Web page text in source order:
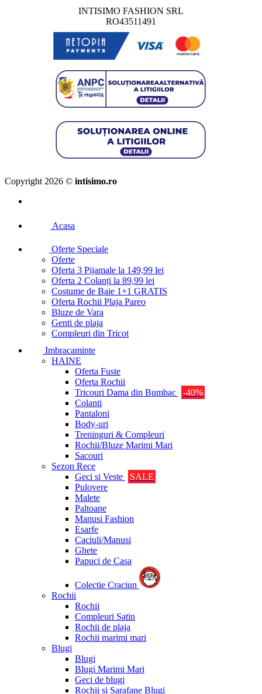
INTISIMO FASHION SRL
RO43511491
Copyright 2026 © intisimo.ro
Acasa
Oferte Speciale
Oferte
Oferta 3 Pijamale la 149,99 lei
Oferta 2 Colanți la 89,99 lei
Costume de Baie 1+1 GRATIS
Oferta Rochii Plaja Pareo
Bluze de Vara
Genti de plaja
Compleuri din Tricot
Imbracaminte
HAINE
Oferta Fuste
Oferta Rochii
Tricouri Dama din Bumbac
-40%
Colanti
Pantaloni
Body-uri
Treninguri & Compleuri
Rochii/Bluze Marimi Mari
Sacouri
Sezon Rece
Geci si Veste
SALE
Pulovere
Malete
Paltoane
Manusi Fashion
Esarfe
Caciuli/Manusi
Ghete
Papuci de Casa
Colectie Craciun
Rochii
Rochii
Compleuri Satin
Rochii de plaja
Rochii marimi mari
Blugi
Blugi
Blugi Marimi Mari
Geci de blugi
Rochii si Sarafane Blugi